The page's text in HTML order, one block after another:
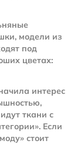
модели из
под
цветах:
интерес
ткани с
Если
стоит